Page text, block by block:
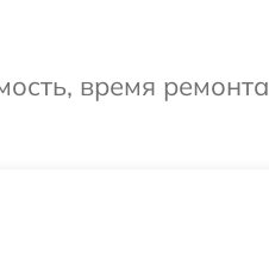
время